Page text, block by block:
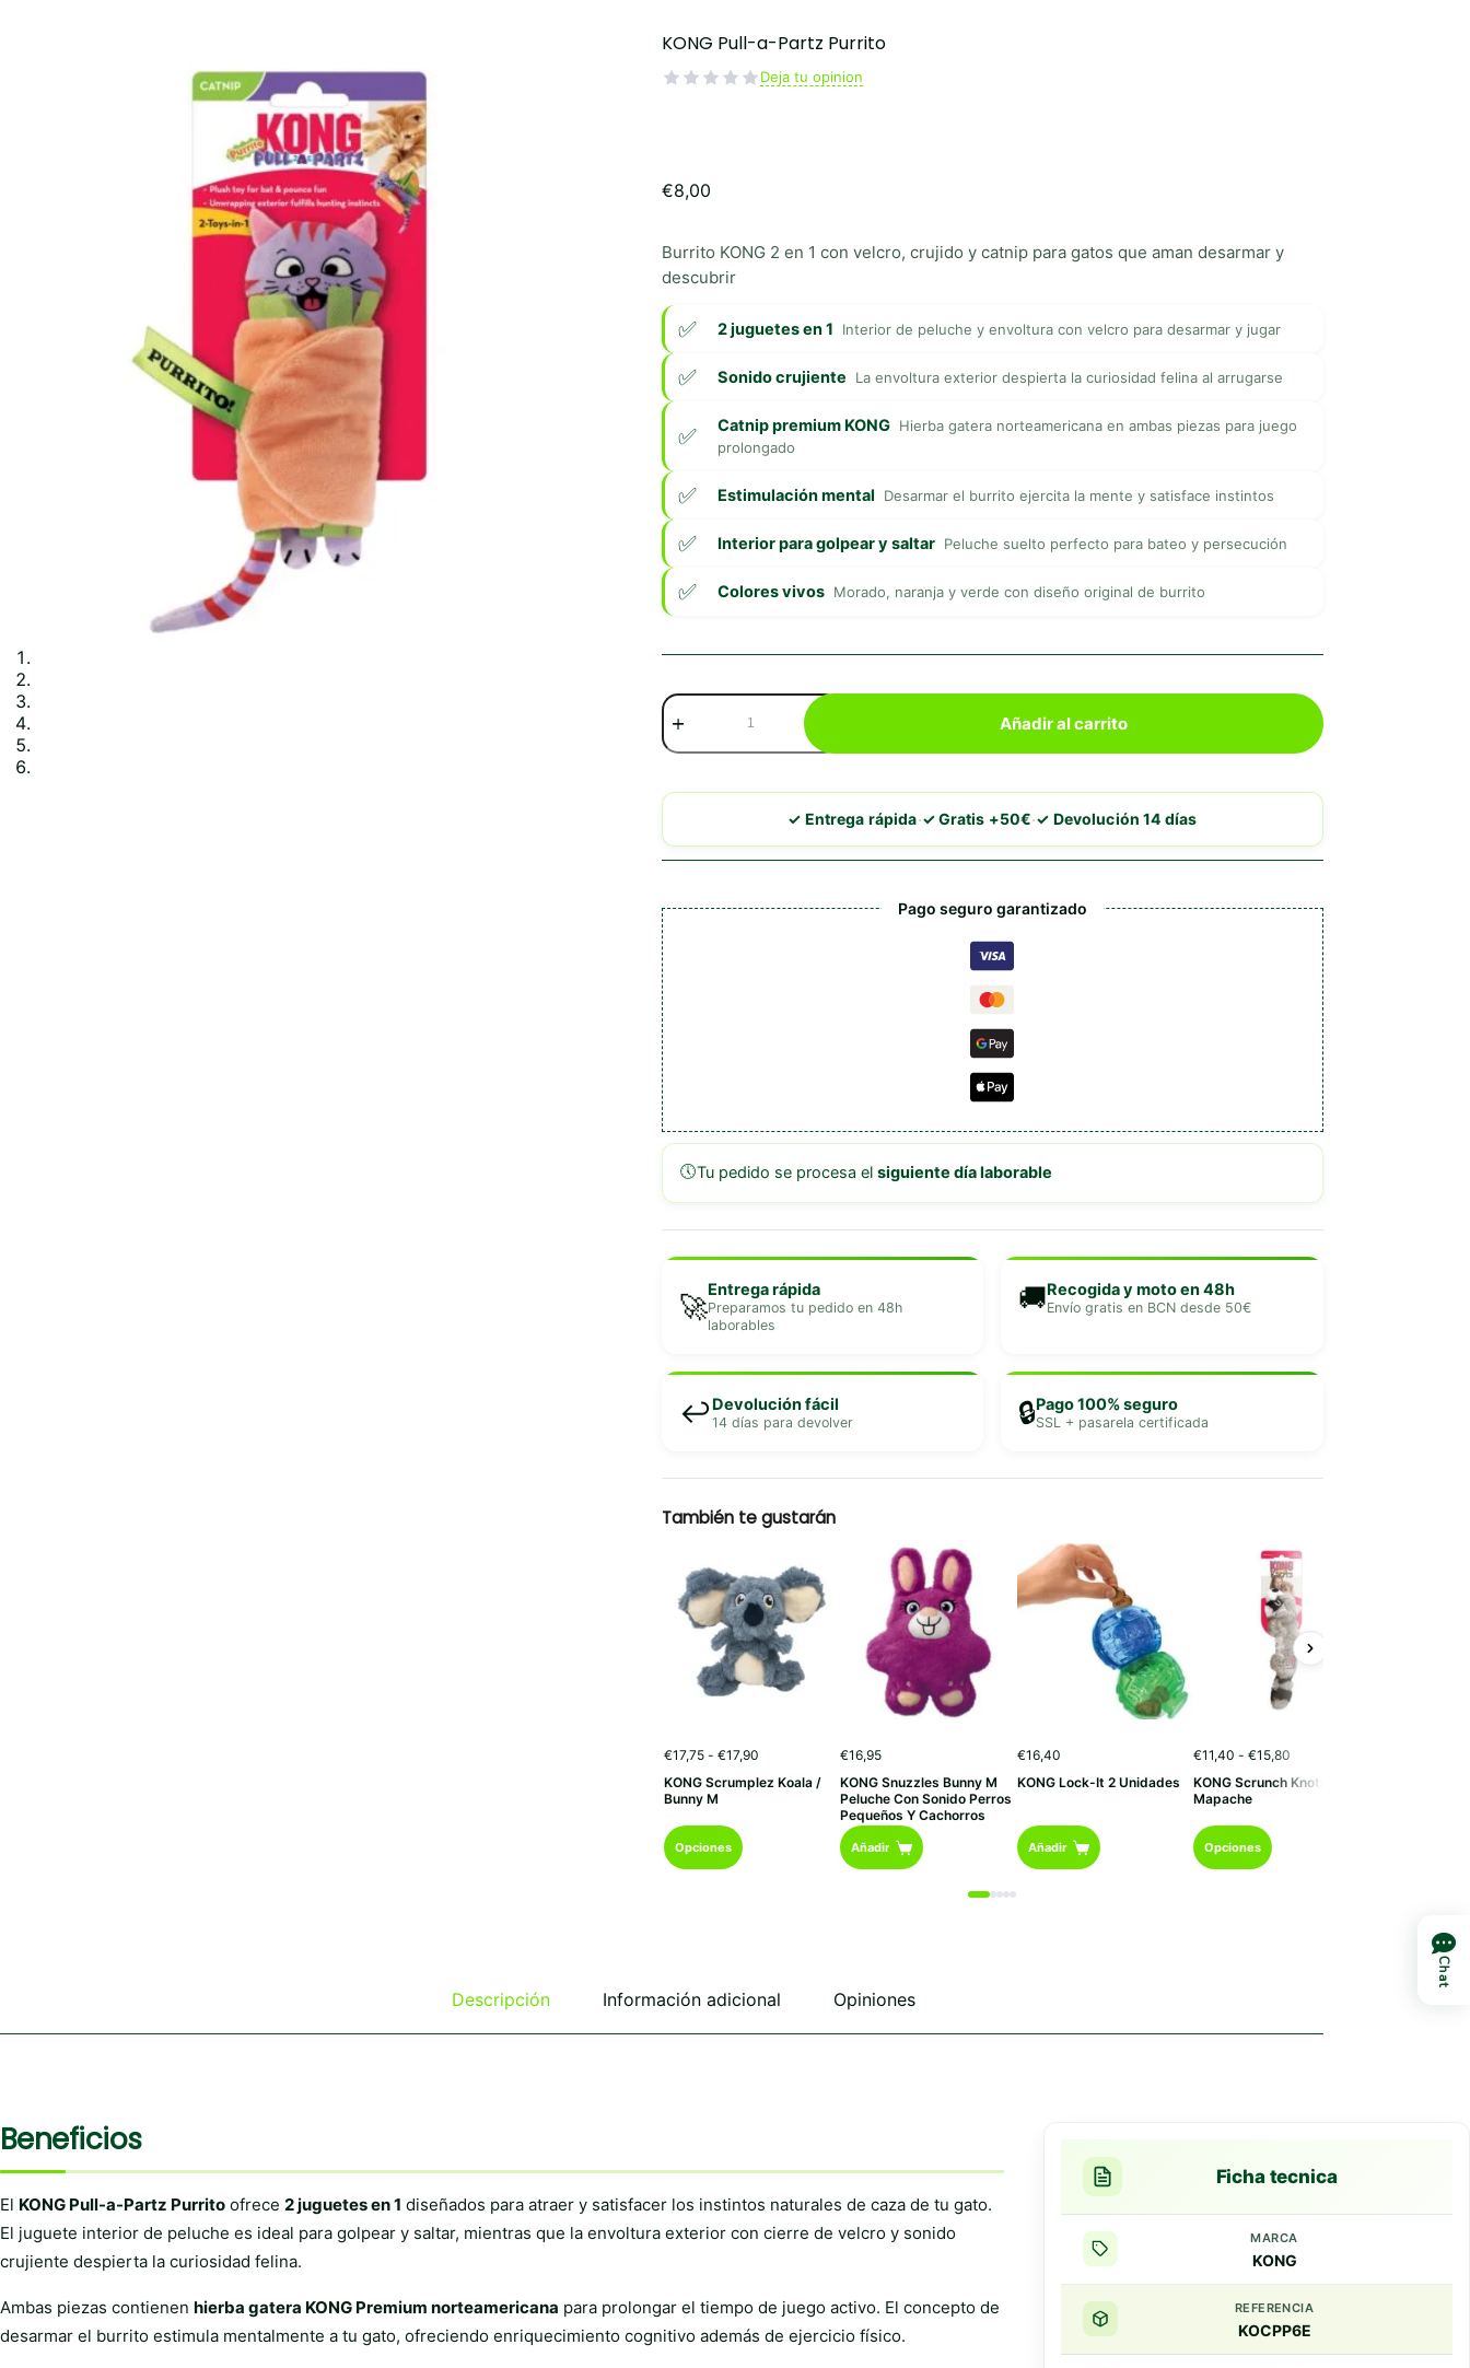
KONG Pull-a-Partz Purrito
Deja tu opinion
€8,00
Burrito KONG 2 en 1 con velcro, crujido y catnip para gatos que aman desarmar y
descubrir
2 juguetes en 1 Interior de peluche y envoltura con velcro para desarmar y jugar
Sonido crujiente La envoltura exterior despierta la curiosidad felina al arrugarse
Catnip premium KONG Hierba gatera norteamericana en ambas piezas para juego
prolongado
Estimulación mental Desarmar el burrito ejercita la mente y satisface instintos
Interior para golpear y saltar Peluche suelto perfecto para bateo y persecución
Colores vivos Morado, naranja y verde con diseño original de burrito
KONG
Pull-
a-
cantidad
Añadir al carrito
✓ Entrega rápida·✓ Gratis +50€·✓ Devolución 14 días
Pago seguro garantizado
🕔Tu pedido se procesa el siguiente día laborable
🚀Entrega rápida
Preparamos tu pedido en 48h
laborables
🚚Recogida y moto en 48h
Envío gratis en BCN desde 50€
↩️Devolución fácil
14 días para devolver 🔒Pago 100% seguro
SSL + pasarela certificada
También te gustarán
€17,75 - €17,90Rango
precios:
KONG Scrumplez Koala /
Bunny M
Opciones
Este
producto
se
pueden
elegir
€16,95
KONG Snuzzles Bunny M
Peluche Con Sonido Perros
Pequeños Y Cachorros
Añadir
€16,40
KONG Lock-It 2 Unidades
Añadir
€11,40 - €15,80Rango
precios:
KONG Scrunch Knots
Mapache
Opciones
Este
producto
elegir
Descripción Información adicional Opiniones
Beneficios
El KONG Pull-a-Partz Purrito ofrece 2 juguetes en 1 diseñados para atraer y satisfacer los instintos naturales de caza de tu gato.
El juguete interior de peluche es ideal para golpear y saltar, mientras que la envoltura exterior con cierre de velcro y sonido
crujiente despierta la curiosidad felina.
Ambas piezas contienen hierba gatera KONG Premium norteamericana para prolongar el tiempo de juego activo. El concepto de
desarmar el burrito estimula mentalmente a tu gato, ofreciendo enriquecimiento cognitivo además de ejercicio físico.
Ficha tecnica
MARCA
KONG
REFERENCIA
KOCPP6E
Chat